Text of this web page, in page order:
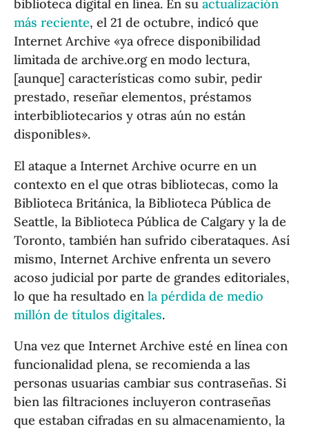
biblioteca digital en línea. En suactualización
más reciente, el 21 de octubre, indicó que
Internet Archive «ya ofrece disponibilidad
limitada de archive.org en modo lectura,
[aunque] características como subir, pedir
prestado, reseñar elementos, préstamos
interbibliotecarios y otras aún no están
disponibles».
El ataque a Internet Archive ocurre en un
contexto en el que otras bibliotecas, como la
Biblioteca Británica, la Biblioteca Pública de
Seattle, la Biblioteca Pública de Calgary y la de
Toronto, también han sufrido ciberataques. Así
mismo, Internet Archive enfrenta un severo
acoso judicial por parte de grandes editoriales,
lo que ha resultado enla pérdida de medio
millón de títulos digitales.
Una vez que Internet Archive esté en línea con
funcionalidad plena, se recomienda a las
personas usuarias cambiar sus contraseñas. Si
bien las filtraciones incluyeron contraseñas
que estaban cifradas en su almacenamiento, la